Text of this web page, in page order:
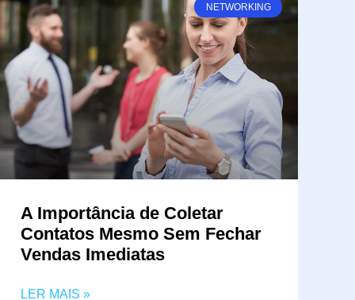
NETWORKING
A Importância de Coletar
Contatos Mesmo Sem Fechar
Vendas Imediatas
LER MAIS »